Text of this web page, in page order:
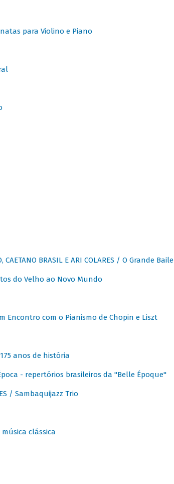
para Violino e Piano
CAETANO BRASIL E ARI COLARES / O Grande Baile
do Velho ao Novo Mundo
Encontro com o Pianismo de Chopin e Liszt
175 anos de história
- repertórios brasileiros da "Belle Époque"
/ Sambaquijazz Trio
clássica